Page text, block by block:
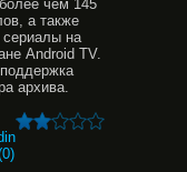
чем 145
а также
на
Android TV.
архива.